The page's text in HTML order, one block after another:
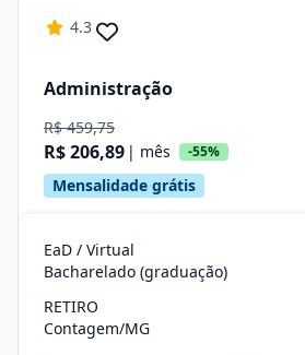
4.3
Administração
R$ 459,75
R$ 206,89 | mês -55%
Mensalidade grátis
EaD / Virtual
Bacharelado (graduação)
RETIRO
Contagem/MG